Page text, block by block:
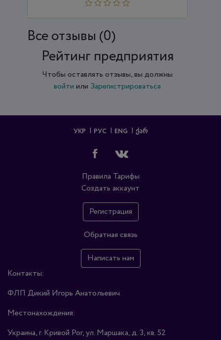
Все отзывы (0)
Рейтинг предприятия
Чтобы оставлять отзывы, вы должны
войти или Зарегистрироваться
УКР РУС ENG ᲥᲐᲠ
Правила Тарифы
Создать аккаунт
Регистрация
Обратная связь
Написать нам
Контакты:
ФЛП Дикий Игорь Анатольевич
Местонахождения:
Украина, г. Кривой Рог, ул. Маршака, д. 3, кв. 52